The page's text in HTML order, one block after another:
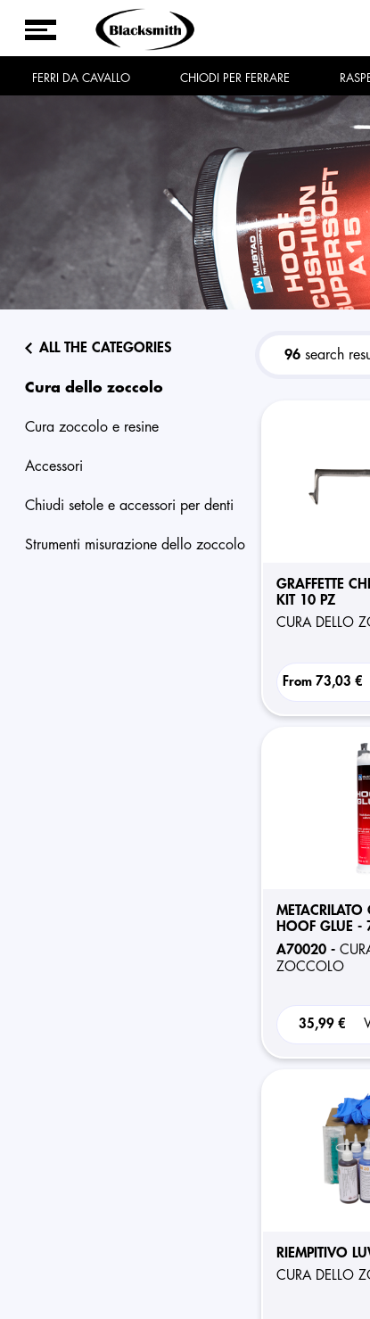
FERRI DA CAVALLO CHIODI PER FERRARE
ALL THE CATEGORIES
cura dello zoccolo
cura zoccolo e resine
accessori
chiudi setole e accessori per denti
strumenti misurazione dello zoccolo
96 search
GRAFFETTE
KIT 10 PZ
CURA DELLO
From73,03 €
HOOF GLUE -
A70020 -
ZOCCOLO
35,99 €
RIEMPITIVO
CURA DELLO